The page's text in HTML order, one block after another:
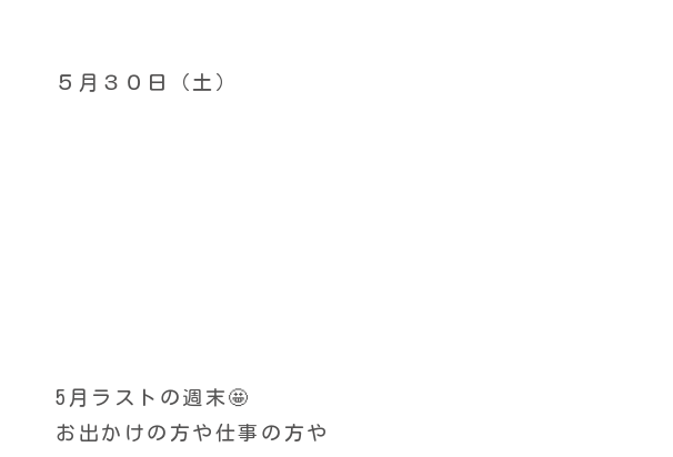
５月３０日（土）
5月ラストの週末🤩
お出かけの方や仕事の方や